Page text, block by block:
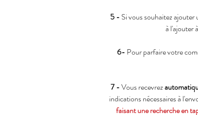
5 - Si vous souhaitez ajouter
à l'ajouter
6- Pour parfaire votre
7 -Vous recevrez
indications nécessaires à
faisant une recherche en